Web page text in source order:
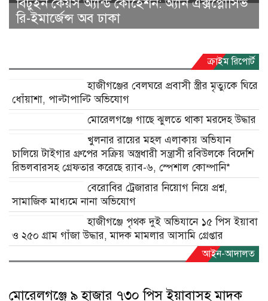
খুলনার রায়ের মহল এলাকায় অভিযান
চালিয়ে টাইগার গ্রুপের সক্রিয় অস্ত্রধারী সন্ত্রাসী রবিউলকে বিদেশি
বেরোবির ট্রেজারার নিয়োগ নিয়ে প্রশ্ন,
হাজীগঞ্জে পৃথক দুই অভিযানে ১৫ পিস ইয়াবা
ও ২৫০ গ্রাম গাঁজা উদ্ধার, মাদক মামলার আসামি গ্রেপ্তার
আইন-আদালত
মোরেলগঞ্জে ৯ হাজার ৭৩০ পিস ইয়াবাসহ মাদক
মোঃ মাসুম সরদার : বাগেরহাটের মোরেলগঞ্জ উপজেলার
বারইখালী এলাকায় অভিযান চালিয়ে ৯ হাজার ৭৩০ পিস ইয়াবা
ট্যাবলেটসহ মোঃ জাহিদুল ই সলাম ওরফে কালাম (৩৭) নামে এক
মাদক ব্যবসায়ীকে গ্রেপ্তার করেছেread more